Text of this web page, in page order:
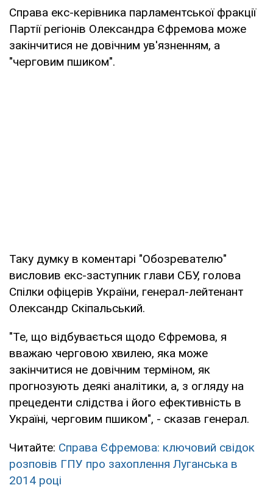
Справа екс-керівника парламентської фракції
Партії регіонів Олександра Єфремова може
закінчитися не довічним ув'язненням, а
"черговим пшиком".
Таку думку в коментарі "Обозревателю"
висловив екс-заступник глави СБУ, голова
Спілки офіцерів України, генерал-лейтенант
Олександр Скіпальський.
"Те, що відбувається щодо Єфремова, я
вважаю черговою хвилею, яка може
закінчитися не довічним терміном, як
прогнозують деякі аналітики, а, з огляду на
прецеденти слідства і його ефективність в
Україні, черговим пшиком", - сказав генерал.
Читайте: Справа Єфремова: ключовий свідок
розповів ГПУ про захоплення Луганська в
2014 році